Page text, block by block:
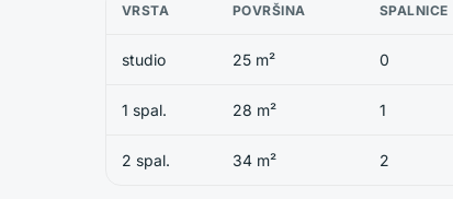
VRSTA POVRŠINA SPALNICE
studio 25 m² 0
1 spal. 28 m² 1
2 spal. 34 m² 2